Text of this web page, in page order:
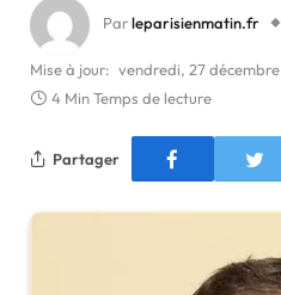
Parleparisienmatin.fr
Mise à jour: vendredi, 27 décembre
4 Min Temps de lecture
Partager